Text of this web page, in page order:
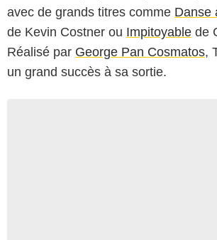
avec de grands titres comme Danse
de Kevin Costner ou Impitoyable de
Réalisé par George Pan Cosmatos,
un grand succès à sa sortie.